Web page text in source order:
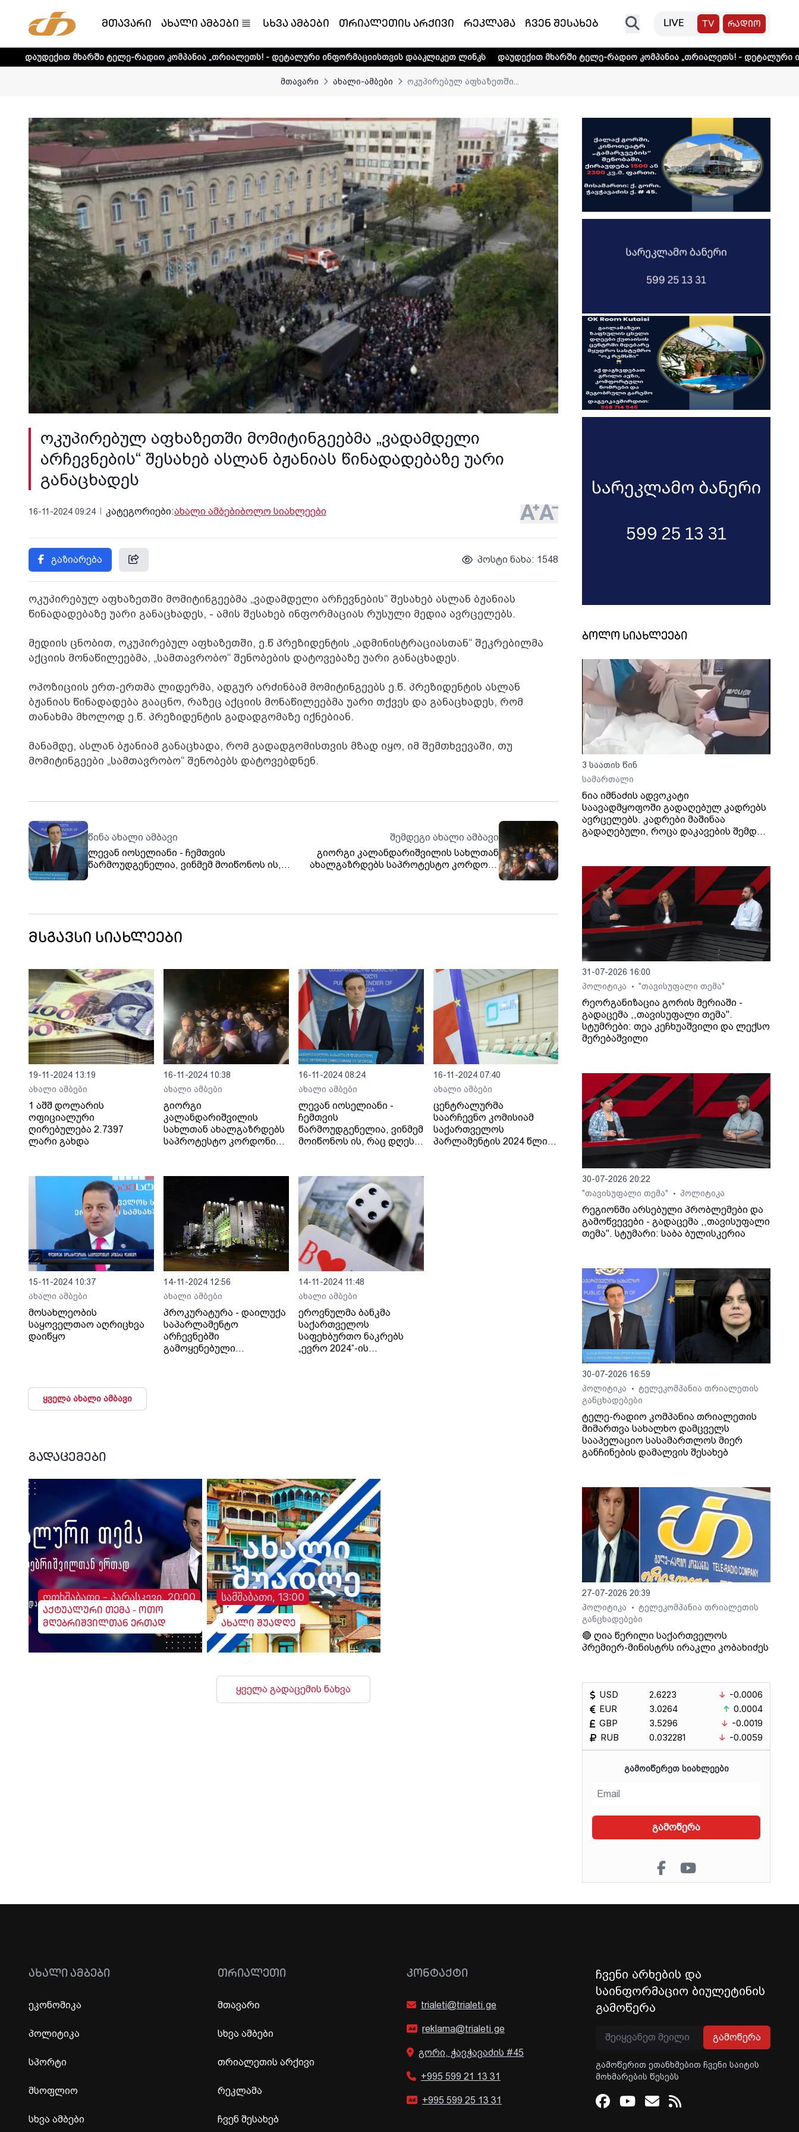
მთავარი ახალი ამბები სხვა ამბები თრიალეთის არქივი რეკლამა ჩვენ შესახებ LIVE TV რადიო
ტელე-რადიო კომპანია „თრიალეთს! - დეტალური ინფორმაციისთვის დააკლიკეთ ლინკს დაუდექით მხარში ტელე-რადიო კომპანია „თრიალეთს! - დეტალური
მთავარი ახალი-ამბები ოკუპირებულ აფხაზეთში...
ოკუპირებულ აფხაზეთში მომიტინგეებმა „ვადამდელი
არჩევნების“ შესახებ ასლან ბჟანიას წინადადებაზე უარი
განაცხადეს
16-11-2024 09:24 კატეგორიები:ახალი ამბებიბოლო სიახლეები
გაზიარება პოსტი ნახა: 1548
ოკუპირებულ აფხაზეთში მომიტინგეებმა „ვადამდელი არჩევნების“ შესახებ ასლან ბჟანიას
წინადადებაზე უარი განაცხადეს, - ამის შესახებ ინფორმაციას რუსული მედია ავრცელებს.
მედიის ცნობით, ოკუპირებულ აფხაზეთში, ე.წ პრეზიდენტის „ადმინისტრაციასთან“ შეკრებილმა
აქციის მონაწილეებმა, „სამთავრობო“ შენობების დატოვებაზე უარი განაცხადეს.
ოპოზიციის ერთ-ერთმა ლიდერმა, ადგურ არძინბამ მომიტინგეებს ე.წ. პრეზიდენტის ასლან
ბჟანიას წინადადება გააცნო, რაზეც აქციის მონაწილეებმა უარი თქვეს და განაცხადეს, რომ
თანახმა მხოლოდ ე.წ. პრეზიდენტის გადადგომაზე იქნებიან.
მანამდე, ასლან ბჟანიამ განაცხადა, რომ გადადგომისთვის მზად იყო, იმ შემთხვევაში, თუ
მომიტინგეები „სამთავრობო“ შენობებს დატოვებდნენ.
წინა ახალი ამბავი
ლევან იოსელიანი - ჩემთვის
წარმოუდგენელია, ვინმემ მოიწონოს ის,
წინააღმდეგ
შემდეგი ახალი ამბავი
გიორგი კალანდარიშვილის სახლთან
ახალგაზრდებს საპროტესტო კორდონი
აქვთ გაკეთებული - პოლიცია მათი
მსგავსი სიახლეები
19-11-2024 13:19
ახალი ამბები
1 აშშ დოლარის
ოფიციალური
ღირებულება 2.7397
ლარი გახდა
16-11-2024 10:38
ახალი ამბები
გიორგი
კალანდარიშვილის
სახლთან ახალგაზრდებს
საპროტესტო კორდონი
ადგილიდან გაყვანას
16-11-2024 08:24
ახალი ამბები
ლევან იოსელიანი -
ჩემთვის
წარმოუდგენელია, ვინმემ
მოიწონოს ის, რაც დღეს
ქმედება, რომელიც
მიმართულია ადამიანის
წინააღმდეგ
16-11-2024 07:40
ახალი ამბები
ცენტრალურმა
საარჩევნო კომისიამ
საქართველოს
პარლამენტის 2024 წლის
15-11-2024 10:37
ახალი ამბები
მოსახლეობის
საყოველთაო აღრიცხვა
დაიწყო
14-11-2024 12:56
ახალი ამბები
პროკურატურა - დაილუქა
საპარლამენტო
არჩევნებში
გამოყენებული
14-11-2024 11:48
ახალი ამბები
ეროვნულმა ბანკმა
საქართველოს
საფეხბურთო ნაკრებს
„ევრო 2024“-ის
ყველა ახალი ამბავი
გადაცემები
ოთხშაბათი - პარასკევი, 20:00
აქტუალური თემა - ოთო
მღებრიშვილთან ერთად
სამშაბათი, 13:00
ახალი შუადღე
ყველა გადაცემის ნახვა
ბოლო სიახლეები
3 საათის წინ
სამართალი
ნია იმნაძის ადვოკატი
საავადმყოფოში გადაღებულ კადრებს
ავრცელებს. კადრები მაშინაა
გადაღებული, როცა დაკავების შემდეგ
31-07-2026 16:00
პოლიტიკა
• "თავისუფალი თემა"
რეორგანიზაცია გორის მერიაში -
გადაცემა ,,თავისუფალი თემა".
სტუმრები: თეა კეჩხუაშვილი და ლექსო
მერებაშვილი
30-07-2026 20:22
"თავისუფალი თემა"
• პოლიტიკა
რეგიონში არსებული პრობლემები და
გამოწვევები - გადაცემა ,,თავისუფალი
თემა". სტუმარი: საბა ბულისკერია
30-07-2026 16:59
პოლიტიკა
•
ტელეკომპანია თრიალეთის
განცხადებები
ტელე-რადიო კომპანია თრიალეთის
მიმართვა სახალხო დამცველს
სააპელაციო სასამართლოს მიერ
განჩინების დამალვის შესახებ
27-07-2026 20:39
პოლიტიკა
•
ტელეკომპანია თრიალეთის
განცხადებები
🔴 ღია წერილი საქართველოს
პრემიერ-მინისტრს ირაკლი კობახიძეს
USD
EUR
GBP
RUB
2.6223
3.0264
3.5296
0.032281
-0.0006
0.0004
-0.0019
-0.0059
ᲒᲐᲛᲝᲘᲬᲔᲠᲔᲗ ᲡᲘᲐᲮᲚᲔᲔᲑᲘ
გამოწერა
ᲐᲮᲐᲚᲘ ᲐᲛᲑᲔᲑᲘ
ეკონომიკა
პოლიტიკა
სპორტი
მსოფლიო
სხვა ამბები
ᲗᲠᲘᲐᲚᲔᲗᲘ
მთავარი
სხვა ამბები
თრიალეთის არქივი
რეკლამა
ჩვენ შესახებ
ᲙᲝᲜᲢᲐᲥᲢᲘ
trialeti@trialeti.ge
reklama@trialeti.ge
გორი, ჭავჭავაძის #45
+995 599 21 13 31
+995 599 25 13 31
ჩვენი არხების და
საინფორმაციო ბიულეტინის
გამოწერა
გამოწერა
გამოწერით ეთანხმებით ჩვენი საიტის
მოხმარების წესებს
Facebook
Youtube
Email
RSS